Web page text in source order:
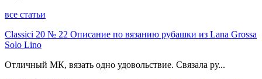
все статьи
Classici 20 № 22 Описание по вязанию рубашки из Lana Grossa
Solo Lino
Отличный МК, вязать одно удовольствие. Связала ру...